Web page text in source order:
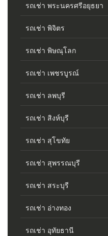
รถเช่า พระนครศรีอยุธยา
รถเช่า พิจิตร
รถเช่า พิษณุโลก
รถเช่า เพชรบูรณ์
รถเช่า ลพบุรี
รถเช่า สิงห์บุรี
รถเช่า สุโขทัย
รถเช่า สุพรรณบุรี
รถเช่า สระบุรี
รถเช่า อ่างทอง
รถเช่า อุทัยธานี